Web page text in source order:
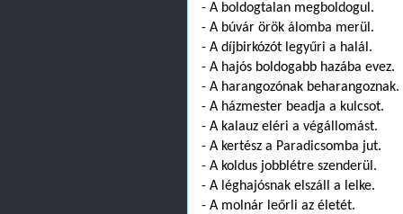
- A boldogtalan megboldogul.
- A búvár örök álomba merül.
- A díjbirkózót legyűri a halál.
- A hajós boldogabb hazába evez.
- A harangozónak beharangoznak.
- A házmester beadja a kulcsot.
- A kalauz eléri a végállomást.
- A kertész a Paradicsomba jut.
- A koldus jobblétre szenderül.
- A léghajósnak elszáll a lelke.
- A molnár leőrli az életét.